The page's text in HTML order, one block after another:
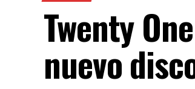
Twenty
nuevo